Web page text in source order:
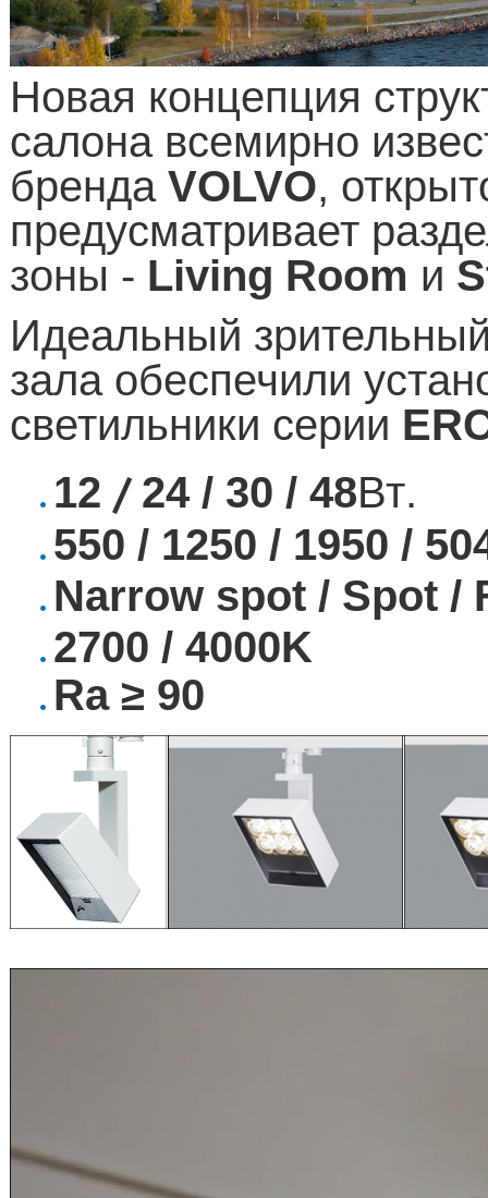
Новая концепция
салона всемирно
бренда VOLVO,
предусматривает
зоны - Living Room и
Идеальный
зала обеспечили
светильники серии
12 / 24 / 30 / 48Вт.
550 / 1250 / 1950 /
Narrow spot / Spot /
2700 / 4000K
Ra ≥ 90